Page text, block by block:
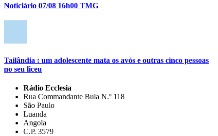
Noticiário 07/08 16h00 TMG
Tailândia : um adolescente mata os avós e outras cinco pessoas
no seu liceu
Rádio Ecclesia
Rua Commandante Bula N.º 118
São Paulo
Luanda
Angola
C.P. 3579